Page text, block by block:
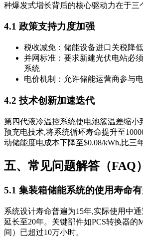
种爆发式增长背后的核心驱动力在于三
4.1 政策支持力度加强
税收减免：储能设备进口关税降
并网标准：要求新建光伏电站必
系统
电价机制：允许储能运营商参与
4.2 技术创新加速迭代
第四代液冷温控系统使电池簇温差缩
预充电技术,将系统循环寿命提升至
动储能度电成本下降至$0.08/kWh,比三
五、常见问题解答（FAQ）
5.1 集装箱储能系统的使用寿命有
系统设计寿命普遍为15年,实际使用中
延长至20年。关键部件如PCS转换器的
间）已超过10万小时。